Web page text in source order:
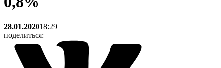
28.01.202018:29
поделиться: